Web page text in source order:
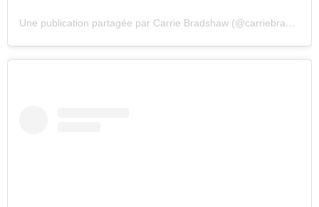
Une publication partagée par Carrie Bradshaw (@carriebradshaws_outfits)